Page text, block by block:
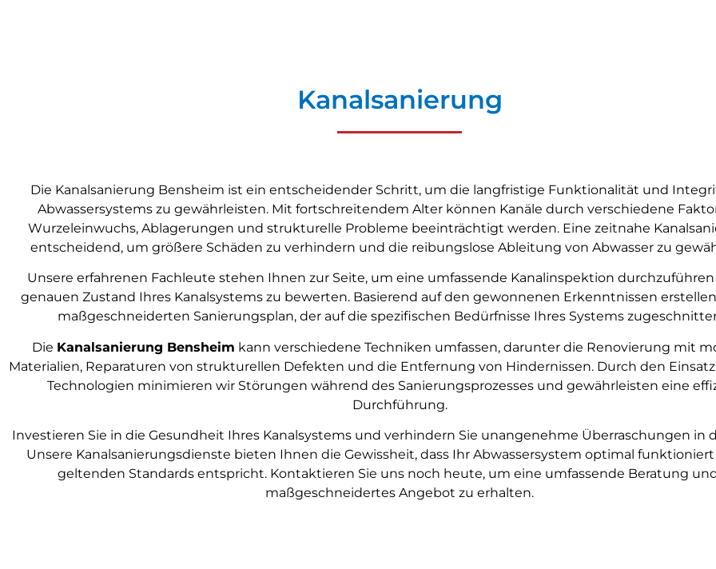
Kanalsanierung
Die Kanalsanierung Bensheim ist ein entscheidender Schritt, um die langfristige Funktionalität und
Abwassersystems zu gewährleisten. Mit fortschreitendem Alter können Kanäle durch verschiedene
Wurzeleinwuchs, Ablagerungen und strukturelle Probleme beeinträchtigt werden. Eine zeitnahe
entscheidend, um größere Schäden zu verhindern und die reibungslose Ableitung von Abwasser zu
Unsere erfahrenen Fachleute stehen Ihnen zur Seite, um eine umfassende Kanalinspektion
genauen Zustand Ihres Kanalsystems zu bewerten. Basierend auf den gewonnenen Erkenntnissen
maßgeschneiderten Sanierungsplan, der auf die spezifischen Bedürfnisse Ihres Systems
Die Kanalsanierung Bensheim kann verschiedene Techniken umfassen, darunter die Renovierung mit
Materialien, Reparaturen von strukturellen Defekten und die Entfernung von Hindernissen. Durch den
Technologien minimieren wir Störungen während des Sanierungsprozesses und gewährleisten eine
Durchführung.
Investieren Sie in die Gesundheit Ihres Kanalsystems und verhindern Sie unangenehme Überraschungen in
Unsere Kanalsanierungsdienste bieten Ihnen die Gewissheit, dass Ihr Abwassersystem optimal
geltenden Standards entspricht. Kontaktieren Sie uns noch heute, um eine umfassende Beratung
maßgeschneidertes Angebot zu erhalten.